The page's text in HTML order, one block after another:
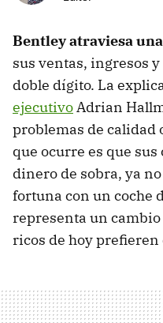
Bentley atraviesa
sus ventas, ingresos
doble dígito. La
ejecutivoAdrian
problemas de calidad
que ocurre es que
dinero de sobra, ya
fortuna con un coche
representa un
ricos de hoy prefieren